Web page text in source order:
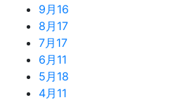
9月 16
8月 17
7月 17
6月 11
5月 18
4月 11